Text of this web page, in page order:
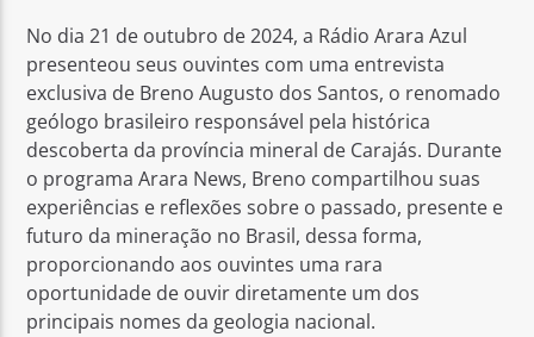
No dia 21 de outubro de 2024, a Rádio Arara Azul
presenteou seus ouvintes com uma entrevista
exclusiva de Breno Augusto dos Santos, o renomado
geólogo brasileiro responsável pela histórica
descoberta da província mineral de Carajás. Durante
o programa Arara News, Breno compartilhou suas
experiências e reflexões sobre o passado, presente e
futuro da mineração no Brasil, dessa forma,
proporcionando aos ouvintes uma rara
oportunidade de ouvir diretamente um dos
principais nomes da geologia nacional.